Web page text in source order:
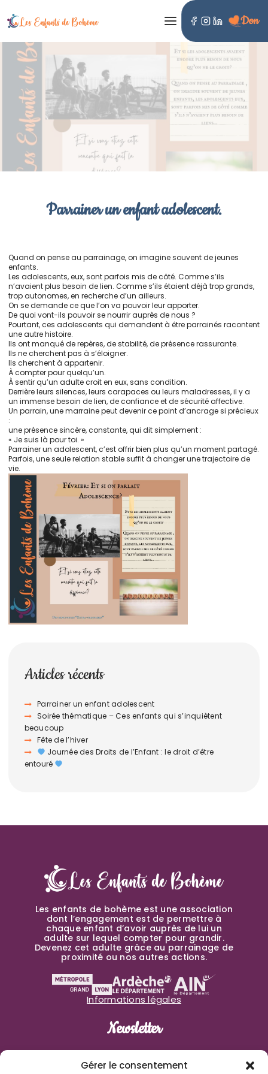
Gérer le consentement
Don
LES ENFANTS DE BOHÈME
Parrainer un enfant adolescent.
Quand on pense au parrainage, on imagine souvent de jeunes
enfants.
Les adolescents, eux, sont parfois mis de côté. Comme s’ils
n’avaient plus besoin de lien. Comme s’ils étaient déjà trop grands,
trop autonomes, en recherche d’un ailleurs.
On se demande ce que l’on va pouvoir leur apporter.
De quoi vont-ils pouvoir se nourrir auprès de nous ?
Pourtant, ces adolescents qui demandent à être parrainés racontent
une autre histoire.
Ils ont manqué de repères, de stabilité, de présence rassurante.
Ils ne cherchent pas à s’éloigner.
Ils cherchent à appartenir.
À compter pour quelqu’un.
À sentir qu’un adulte croit en eux, sans condition.
Derrière leurs silences, leurs carapaces ou leurs maladresses, il y a
un immense besoin de lien, de confiance et de sécurité affective.
Un parrain, une marraine peut devenir ce point d’ancrage si précieux
:
une présence sincère, constante, qui dit simplement :
« Je suis là pour toi. »
Parrainer un adolescent, c’est offrir bien plus qu’un moment partagé.
Parfois, une seule relation stable suffit à changer une trajectoire de
vie.
Articles récents
Parrainer un enfant adolescent
Soirée thématique – Ces enfants qui s’inquiètent
beaucoup
Fête de l’hiver
Journée des Droits de l’Enfant : le droit d’être
entouré
Les enfants de bohème est une association
dont l’engagement est de permettre à
chaque enfant d’avoir auprès de lui un
adulte sur lequel compter pour grandir.
Devenez cet adulte grâce au parrainage de
proximité ou nos autres actions.
Informations légales
Newsletter